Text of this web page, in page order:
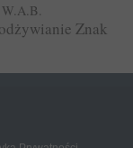
W.A.B.
Znak